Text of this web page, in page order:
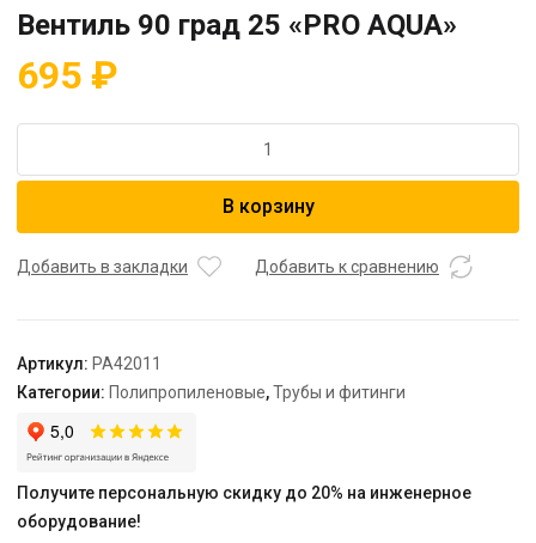
Вентиль 90 град 25 «PRO AQUA»
695 ₽
Вентиль
25
В корзину
Добавить в закладки Добавить к сравнению
Артикул: PA42011
Категории: Полипропиленовые,Трубы и фитинги
Получите персональную скидку до 20% на инженерное
оборудование!